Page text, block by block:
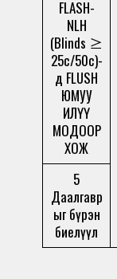
FLASH-
NLH
(Blinds ≥
25c/50c)-
д FLUSH
ЮМУУ
ИЛҮҮ
МОДООР
ХОЖ
5
Даалгавр
ыг бүрэн
биелүүл